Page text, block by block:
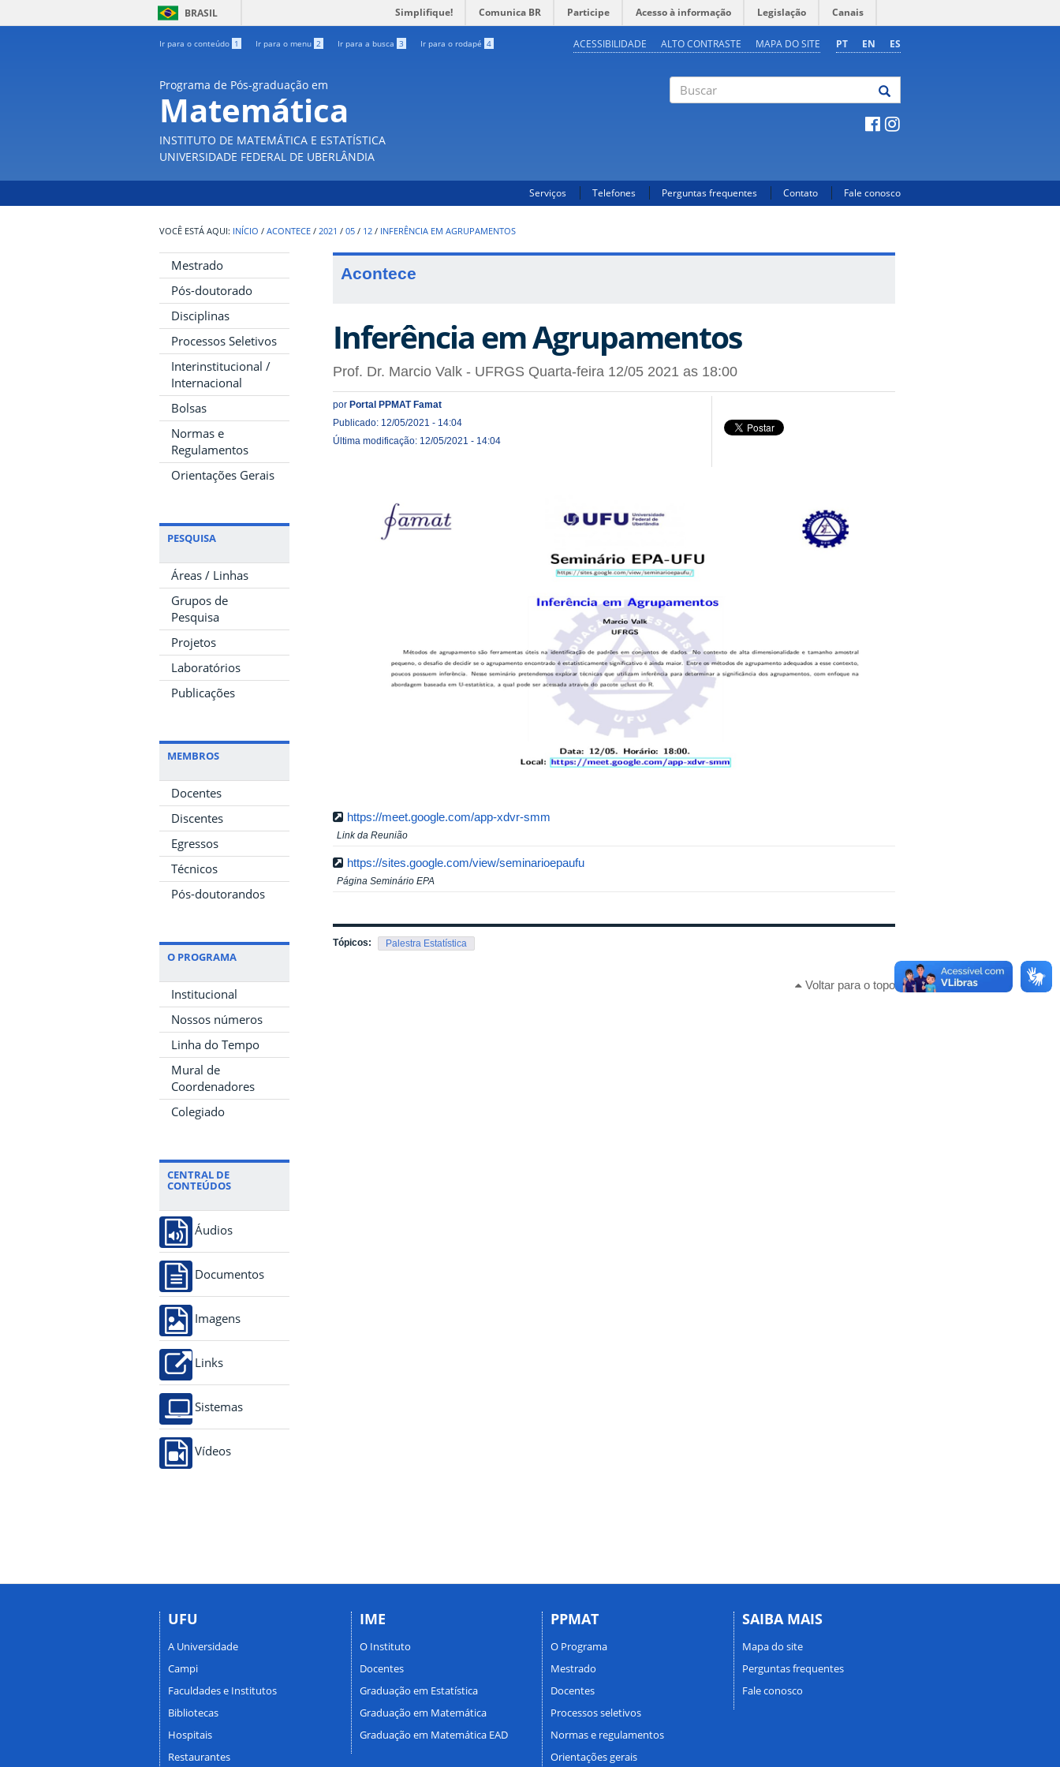
BRASIL Simplifique! Comunica BR Participe Acesso à informação Legislação Canais
Ir para o conteúdo 1 Ir para o menu 2 Ir para a busca 3 Ir para o rodapé 4 PT EN ES
ACESSIBILIDADE ALTO CONTRASTE MAPA DO SITE
Programa de Pós-graduação em
Matemática
INSTITUTO DE MATEMÁTICA E ESTATÍSTICA
UNIVERSIDADE FEDERAL DE UBERLÂNDIA
Serviços Telefones Perguntas frequentes Contato Fale conosco
INÍCIO / ACONTECE / 2021 / 05 / 12 / INFERÊNCIA EM AGRUPAMENTOS
Mestrado
Pós-doutorado
Disciplinas
Processos Seletivos
Interinstitucional /
Internacional
Bolsas
Normas e
Regulamentos
Orientações Gerais
PESQUISA
Áreas / Linhas
Grupos de
Pesquisa
Projetos
Laboratórios
Publicações
MEMBROS
Docentes
Discentes
Egressos
Técnicos
Pós-doutorandos
O PROGRAMA
Institucional
Nossos números
Linha do Tempo
Mural de
Coordenadores
Colegiado
CENTRAL DE
CONTEÚDOS
Áudios
Documentos
Imagens
Links
Sistemas
Vídeos
Acontece
Inferência em Agrupamentos
Prof. Dr. Marcio Valk - UFRGS Quarta-feira 12/05 2021 as 18:00
por Portal PPMAT Famat
Publicado: 12/05/2021 - 14:04
Última modificação: 12/05/2021 - 14:04
https://meet.google.com/app-xdvr-smm
Link da Reunião
https://sites.google.com/view/seminarioepaufu
Página Seminário EPA
Tópicos: Palestra Estatística
Voltar para o topo
UFU
A Universidade
Campi
Faculdades e Institutos
Bibliotecas
Hospitais
Restaurantes
IME
O Instituto
Docentes
Graduação em Estatística
Graduação em Matemática
Graduação em Matemática EAD
PPMAT
O Programa
Mestrado
Docentes
Processos seletivos
Normas e regulamentos
Orientações gerais
SAIBA MAIS
Mapa do site
Perguntas frequentes
Fale conosco